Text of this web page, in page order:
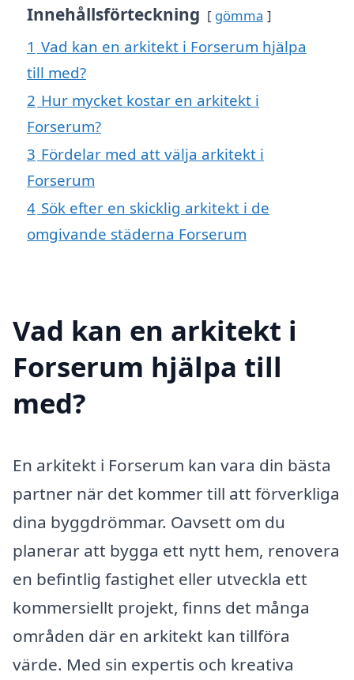
Innehållsförteckning gömma
1 Vad kan en arkitekt i Forserum hjälpa
till med?
2 Hur mycket kostar en arkitekt i
Forserum?
3 Fördelar med att välja arkitekt i
Forserum
4 Sök efter en skicklig arkitekt i de
omgivande städerna Forserum
Vad kan en arkitekt i
Forserum hjälpa till
med?
En arkitekt i Forserum kan vara din bästa
partner när det kommer till att förverkliga
dina byggdrömmar. Oavsett om du
planerar att bygga ett nytt hem, renovera
en befintlig fastighet eller utveckla ett
kommersiellt projekt, finns det många
områden där en arkitekt kan tillföra
värde. Med sin expertis och kreativa